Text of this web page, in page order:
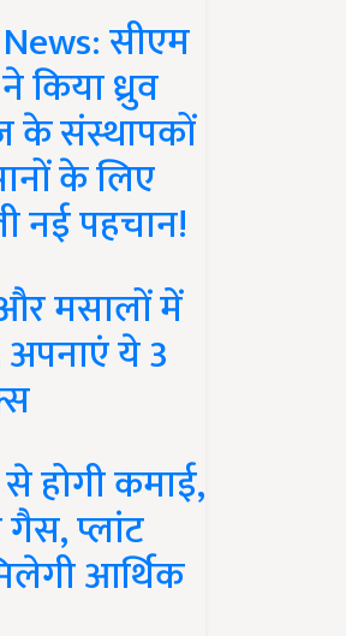
सीएम
किया ध्रुव
के संस्थापकों
के लिए
नई पहचान!
मसालों में
ये 3
होगी कमाई,
प्लांट
आर्थिक